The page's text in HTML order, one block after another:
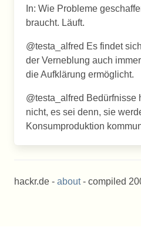
In: Wie Probleme
braucht. Läuft.
@testa_alfred Es findet
der Verneblung auch
die Aufklärung ermöglicht.
@testa_alfred Bedürfnisse
nicht, es sei denn, sie
Konsumproduktion
hackr.de - about- compiled